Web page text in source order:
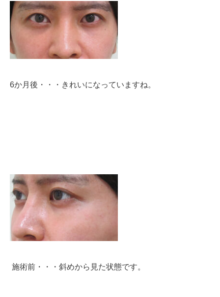
6か月後・・・きれいになっていますね。
施術前・・・斜めから見た状態です。